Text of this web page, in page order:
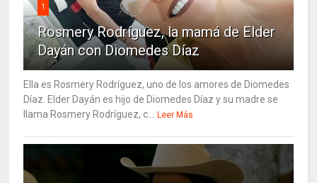
1
Rosmery Rodríguez, la mamá de Elder
Dayán con Diomedes Díaz
Ella es Rosmery Rodríguez, uno de los amores de Diomedes
Díaz. Elder Dayán es hijo de Diomedes Díaz y su madre se
llama Rosmery Rodríguez, c...
Leer Más